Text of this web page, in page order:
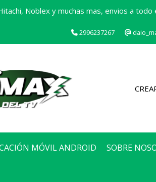
Noblex y muchas mas, envios a todo
2996237267
MÓVIL ANDROID SOBRE